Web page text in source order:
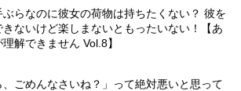
ぶらなのに彼女の荷物は持ちたくない？ 彼を
きないけど楽しまないともったいない！【あ
解できません Vol.8】
、ごめんなさいね？」って絶対悪いと思って